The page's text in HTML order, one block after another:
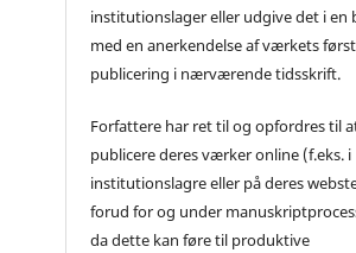
institutionslager eller udgive det i en
med en anerkendelse af værkets
publicering i nærværende tidsskrift.
Forfattere har ret til og opfordres til
publicere deres værker online (f.eks. i
institutionslagre eller på deres
forud for og under
da dette kan føre til produktive